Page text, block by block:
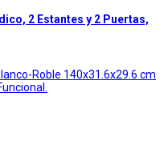
2 Estantes y 2 Puertas,